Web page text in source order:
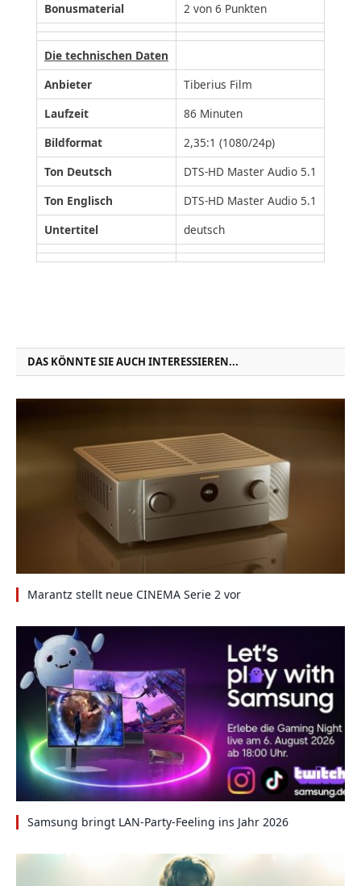
Bonusmaterial
2 von 6 Punkten
Die technischen Daten
Anbieter
Tiberius Film
Laufzeit
86 Minuten
Bildformat
2,35:1 (1080/24p)
Ton Deutsch
DTS-HD Master Audio 5.1
Ton Englisch
DTS-HD Master Audio 5.1
Untertitel
deutsch
DAS KÖNNTE SIE AUCH INTERESSIEREN...
Marantz stellt neue CINEMA Serie 2 vor
Samsung bringt LAN-Party-Feeling ins Jahr 2026